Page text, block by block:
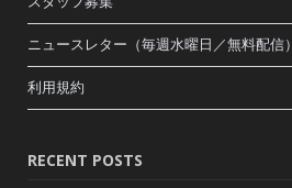
ニュースレター（毎週水曜日／無料配信）
利用規約
RECENT POSTS